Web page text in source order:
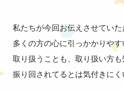
私たちが今回お伝えさせていた
多くの方の心に引っかかりや
取り扱うことも、取り扱い方
振り回されてるとは気付きにく